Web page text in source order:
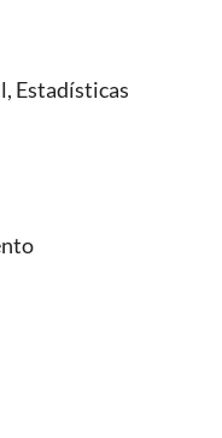
Estadísticas